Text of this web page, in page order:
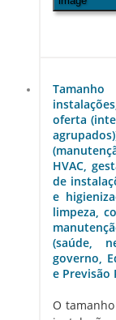
oferta
HVAC,
de
e
limpeza,
(saúde,
governo,
e Previsão
O